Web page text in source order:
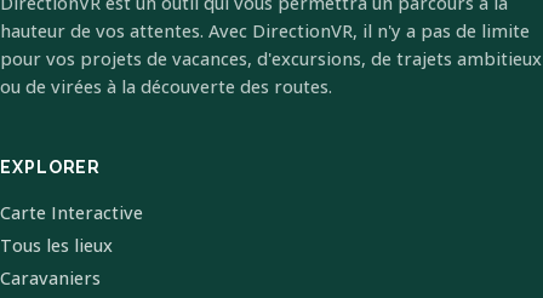
hauteur de vos attentes. Avec DirectionVR, il n'y a pas de limite
pour vos projets de vacances, d'excursions, de trajets ambitieux
ou de virées à la découverte des routes.
EXPLORER
Carte Interactive
Tous les lieux
Caravaniers